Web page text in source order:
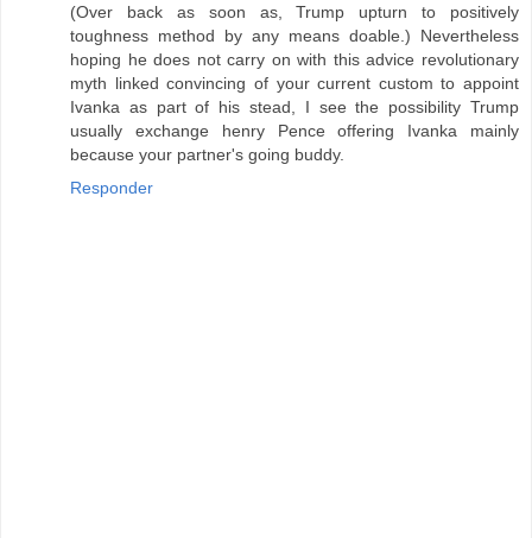
(Over back as soon as, Trump upturn to positively
toughness method by any means doable.) Nevertheless
hoping he does not carry on with this advice revolutionary
myth linked convincing of your current custom to appoint
Ivanka as part of his stead, I see the possibility Trump
usually exchange henry Pence offering Ivanka mainly
because your partner's going buddy.
Responder